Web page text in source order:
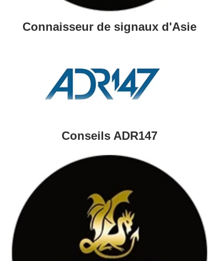
Connaisseur de signaux d'Asie
Conseils ADR147